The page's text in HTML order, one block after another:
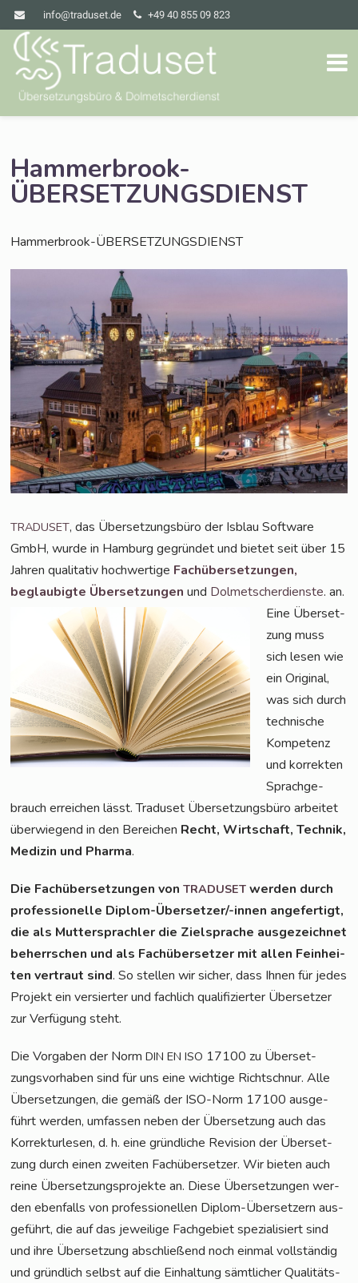
info@traduset.de +49 40 855 09 823
Hammerbrook-
ÜBERSETZUNGSDIENST
Ham­mer­brook-ÜBER­SET­ZUNGS­DIENST
TRADUSET, das Über­set­zungs­bü­ro der Isblau Soft­ware
GmbH, wur­de in Ham­burg gegrün­det und bie­tet seit über 15
Jah­ren qua­li­ta­tiv hoch­wer­ti­ge Fach­über­set­zun­gen,
beglau­big­te Über­set­zun­gen und Dol­met­scher­diens­te. an.
Eine Über­set­
zung muss
sich lesen wie
ein Ori­gi­nal,
was sich durch
tech­ni­sche
Kom­pe­tenz
und kor­rek­ten
Sprach­ge­
brauch errei­chen lässt. Tra­du­set Über­set­zungs­bü­ro arbei­tet
über­wie­gend in den Berei­chen Recht, Wirt­schaft, Tech­nik,
Medi­zin und Phar­ma.
Die Fach­über­set­zun­gen vonTRADUSET wer­den durch
pro­fes­sio­nel­le Diplom-Über­set­zer/-innen ange­fer­tigt,
die als Mut­ter­sprach­ler die Ziel­spra­che aus­ge­zeich­net
beherr­schen und als Fach­über­set­zer mit allen Fein­hei­
ten ver­traut sind. So stel­len wir sicher, dass Ihnen für jedes
Pro­jekt ein ver­sier­ter und fach­lich qua­li­fi­zier­ter Über­set­zer
zur Ver­fü­gung steht.
Die Vor­ga­ben der NormDIN EN ISO 17100 zu Über­set­
zungs­vor­ha­ben sind für uns eine wich­ti­ge Richt­schnur. Alle
Über­set­zun­gen, die gemäß der ISO-Norm 17100 aus­ge­
führt wer­den, umfas­sen neben der Über­set­zung auch das
Kor­rek­tur­le­sen, d. h. eine gründ­li­che Revi­si­on der Über­set­
zung durch einen zwei­ten Fach­über­set­zer. Wir bie­ten auch
rei­ne Über­set­zungs­pro­jek­te an. Die­se Über­set­zun­gen wer­
den eben­falls von pro­fes­sio­nel­len Diplom-Über­set­zern aus­
ge­führt, die auf das jewei­li­ge Fach­ge­biet spe­zia­li­siert sind
und ihre Über­set­zung abschlie­ßend noch ein­mal voll­stän­dig
und gründ­lich selbst auf die Ein­hal­tung sämt­li­cher Qua­li­täts­